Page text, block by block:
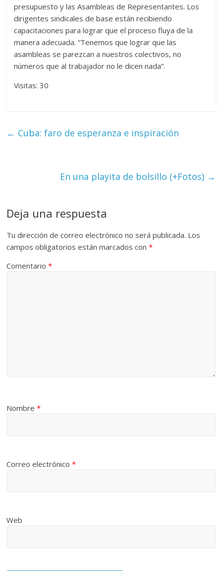
presupuesto y las Asambleas de Representantes. Los
dirigentes sindicales de base están recibiendo
capacitaciones para lograr que el proceso fluya de la
manera adecuada. “Tenemos que lograr que las
asambleas se parezcan a nuestros colectivos, no
números que al trabajador no le dicen nada”.
Visitas: 30
← Cuba: faro de esperanza e inspiración
En una playita de bolsillo (+Fotos) →
Deja una respuesta
Tu dirección de correo electrónico no será publicada. Los
campos obligatorios están marcados con*
Comentario*
Nombre*
Correo electrónico*
Web